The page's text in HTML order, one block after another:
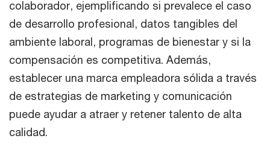
colaborador, ejemplificando si prevalece el caso
de desarrollo profesional, datos tangibles del
ambiente laboral, programas de bienestar y si la
compensación es competitiva. Además,
establecer una marca empleadora sólida a través
de estrategias de marketing y comunicación
puede ayudar a atraer y retener talento de alta
calidad.